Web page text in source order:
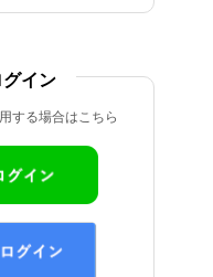
する場合はこちら
イン